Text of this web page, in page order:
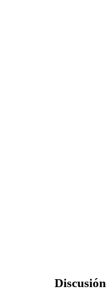
Discusión